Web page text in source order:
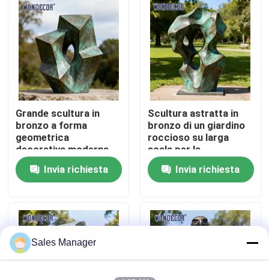
Chi siamo
Fatory Tour
Controllo di qualità
Contattaci
Richiedere un preventivo
Le statue bronzee scolpiscono
Grande scultura in
bronzo a forma
geometrica
decorativa moderna
per esterni in metallo
per quadratiInvia richiesta
Scultura astratta in
bronzo di un giardino
roccioso su larga
scala per la
decorazione del
giardinoInvia richiesta
Sales Manager